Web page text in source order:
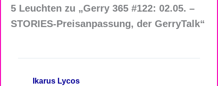
5 Leuchten zu „Gerry 365 #122: 02.05. –
STORIES-Preisanpassung, der GerryTalk“
Ikarus Lycos